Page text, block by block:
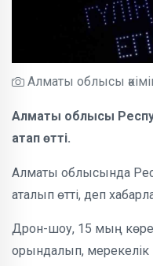
Алматы облысы
Алматы облысы
атап өтті.
Алматы облысында
аталып өтті, деп
Дрон-шоу, 15 мың
орындалып,